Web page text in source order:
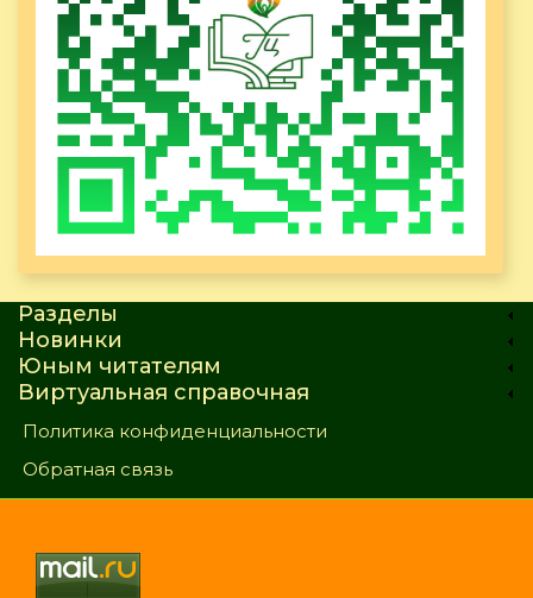
Разделы
Новинки
Юным читателям
Виртуальная справочная
Политика конфиденциальности
Обратная связь